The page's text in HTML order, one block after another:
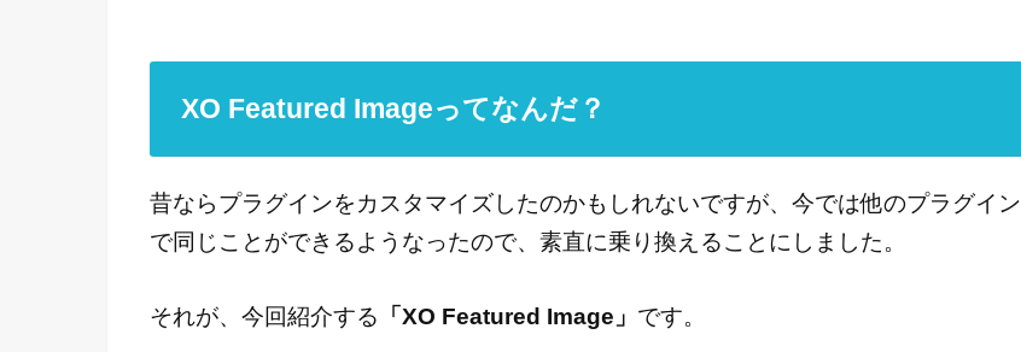
XO Featured Imageってなんだ？
昔ならプラグインをカスタマイズしたのかもしれないですが、今では他のプラグイン
で同じことができるようなったので、素直に乗り換えることにしました。
それが、今回紹介する 「XO Featured Image」 です。